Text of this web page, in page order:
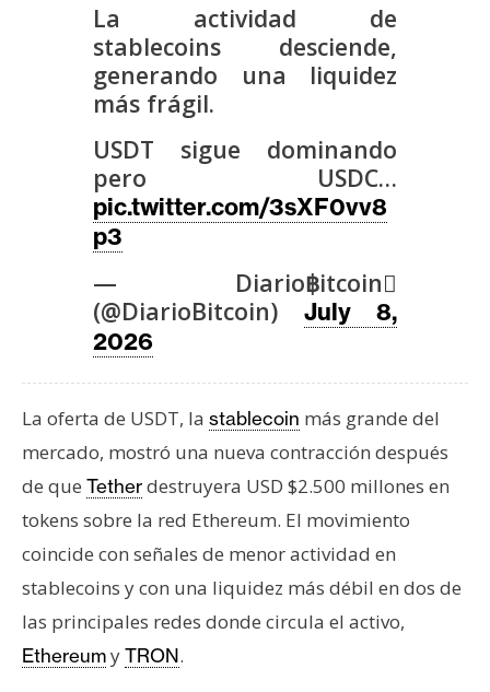
m
R
e
c
u
r
s
o
s
La actividad de
stablecoins desciende,
generando una liquidez
más frágil.
USDT sigue dominando
pero USDC…
pic.twitter.com/3sXF0vv8
p3
— Diario฿itcoin
(@DiarioBitcoin) July 8,
2026
La oferta de USDT, la stablecoin más grande del
mercado, mostró una nueva contracción después
de que Tetherdestruyera USD $2.500 millones en
tokens sobre la red Ethereum. El movimiento
coincide con señales de menor actividad en
stablecoins y con una liquidez más débil en dos de
las principales redes donde circula el activo,
EthereumyTRON.